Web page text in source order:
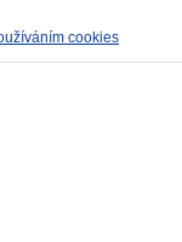
cookies